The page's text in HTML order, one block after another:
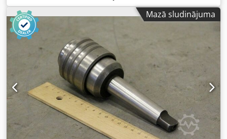
Fiksācijas bukses diametrs: Ø 9 mm - Izmēri: 180/420/A120
mm - Svars: 5 kg Dcsdpeb Hd Uhjfx Af AskMazā sludinājuma